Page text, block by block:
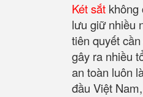
Két sắt không
lưu giữ nhiều
tiên quyết
gây ra nhiều
an toàn luôn
đầu Việt